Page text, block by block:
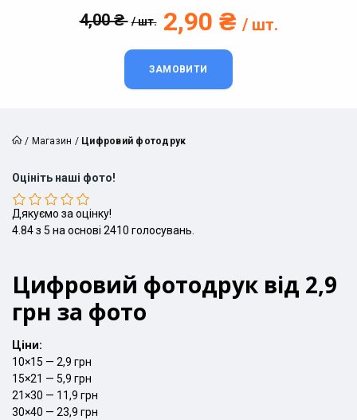
4,00 ₴ / шт. 2,90 ₴ / шт.
ЗАМОВИТИ
/ Магазин / Цифровий фотодрук
Оцініть наші фото!
Дякуємо за оцінку!
4.84з 5 на основі 2410 голосувань.
Цифровий фотодрук від 2,9
грн за фото
Ціни:
10×15 — 2,9 грн
15×21 — 5,9 грн
21×30 — 11,9 грн
30×40 — 23,9 грн